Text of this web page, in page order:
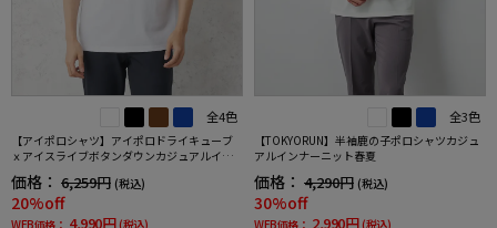
全4色
【アイポロシャツ】アイポロドライキューブ
ｘアイスライブボタンダウンカジュアルイン
夏
価格： 6,259円 (税込)
20%off
WEB価格： 4,990円 (税込)
全3色
【TOKYORUN】半袖鹿の子ポロシャツカジュ
アルインナーニット春夏
価格： 4,290円 (税込)
30%off
WEB価格： 2,990円 (税込)